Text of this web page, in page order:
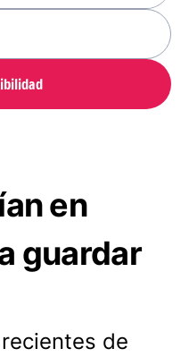
en
guardar
de